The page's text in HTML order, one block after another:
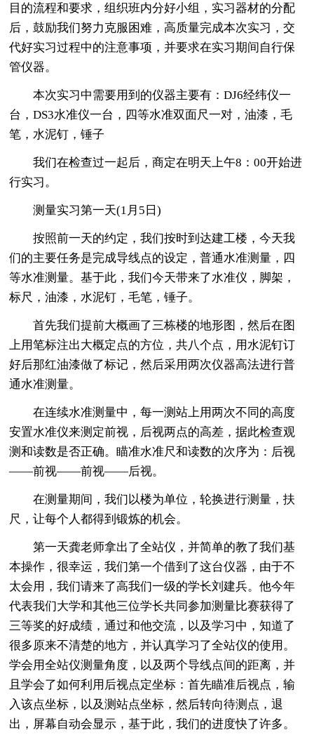
目的流程和要求，组织班内分好小组，实习器材的分配
后，鼓励我们努力克服困难，高质量完成本次实习，交
代好实习过程中的注意事项，并要求在实习期间自行保
管仪器。
本次实习中需要用到的仪器主要有：DJ6经纬仪一
台，DS3水准仪一台，四等水准双面尺一对，油漆，毛
笔，水泥钉，锤子
我们在检查过一起后，商定在明天上午8：00开始进
行实习。
测量实习第一天(1月5日)
按照前一天的约定，我们按时到达建工楼，今天我
们的主要任务是完成导线点的设定，普通水准测量，四
等水准测量。基于此，我们今天带来了水准仪，脚架，
标尺，油漆，水泥钉，毛笔，锤子。
首先我们提前大概画了三栋楼的地形图，然后在图
上用笔标注出大概定点的方位，共八个点，用水泥钉订
好后那红油漆做了标记，然后采用两次仪器高法进行普
通水准测量。
在连续水准测量中，每一测站上用两次不同的高度
安置水准仪来测定前视，后视两点的高差，据此检查观
测和读数是否正确。瞄准水准尺和读数的次序为：后视
——前视——前视——后视。
在测量期间，我们以楼为单位，轮换进行测量，扶
尺，让每个人都得到锻炼的机会。
第一天龚老师拿出了全站仪，并简单的教了我们基
本操作，很幸运，我们第一个借到了这台仪器，由于不
太会用，我们请来了高我们一级的学长刘建兵。他今年
代表我们大学和其他三位学长共同参加测量比赛获得了
三等奖的好成绩，通过和他交流，以及学习中，知道了
很多原来不清楚的地方，并认真学习了全站仪的使用。
学会用全站仪测量角度，以及两个导线点间的距离，并
且学会了如何利用后视点定坐标：首先瞄准后视点，输
入该点坐标，以及测站点坐标，然后转向待测点，退
出，屏幕自动会显示，基于此，我们的进度快了许多。